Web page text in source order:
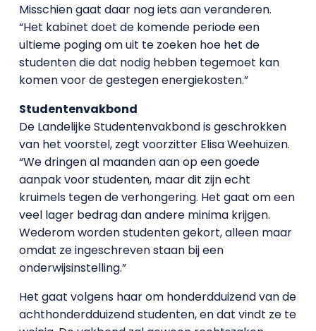
Misschien gaat daar nog iets aan veranderen.
“Het kabinet doet de komende periode een
ultieme poging om uit te zoeken hoe het de
studenten die dat nodig hebben tegemoet kan
komen voor de gestegen energiekosten.”
Studentenvakbond
De Landelijke Studentenvakbond is geschrokken
van het voorstel, zegt voorzitter Elisa Weehuizen.
“We dringen al maanden aan op een goede
aanpak voor studenten, maar dit zijn echt
kruimels tegen de verhongering. Het gaat om een
veel lager bedrag dan andere minima krijgen.
Wederom worden studenten gekort, alleen maar
omdat ze ingeschreven staan bij een
onderwijsinstelling.”
Het gaat volgens haar om honderdduizend van de
achthonderdduizend studenten, en dat vindt ze te